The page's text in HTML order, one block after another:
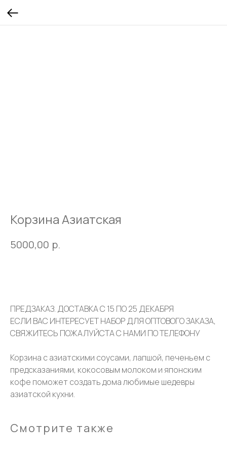
Корзина Азиатская
5000,00 р.
ПРЕДЗАКАЗ. ДОСТАВКА С 15 ПО 25 ДЕКАБРЯ
ЕСЛИ ВАС ИНТЕРЕСУЕТ НАБОР ДЛЯ ОПТОВОГО ЗАКАЗА,
СВЯЖИТЕСЬ ПОЖАЛУЙСТА С НАМИ ПО ТЕЛЕФОНУ
Корзина с азиатскими соусами, лапшой, печеньем с
предсказаниями, кокосовым молоком и японским
кофе поможет создать дома любимые шедевры
азиатской кухни.
Смотрите также